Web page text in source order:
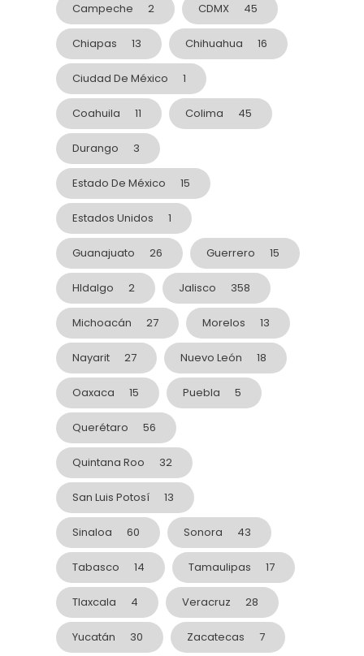
Campeche 2 CDMX 45
Chiapas 13 Chihuahua 16
Ciudad De México 1
Coahuila 11 Colima 45
Durango 3
Estado De México 15
Estados Unidos 1
Guanajuato 26 Guerrero 15
HIdalgo 2 Jalisco 358
Michoacán 27 Morelos 13
Nayarit 27 Nuevo León 18
Oaxaca 15 Puebla 5
Querétaro 56
Quintana Roo 32
San Luis Potosí 13
Sinaloa 60 Sonora 43
Tabasco 14 Tamaulipas 17
Tlaxcala 4 Veracruz 28
Yucatán 30 Zacatecas 7